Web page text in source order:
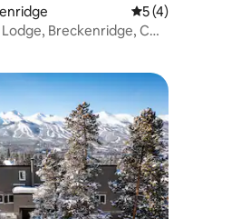
de 5, 8 avaliações
5 de uma
5 (4)
Breckenridge, CO